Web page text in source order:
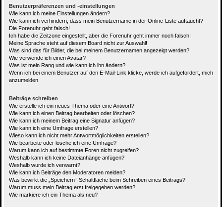
Benutzerpräferenzen und -einstellungen
Wie kann ich meine Einstellungen ändern?
Wie kann ich verhindern, dass mein Benutzername in der Online-Liste auftaucht?
Die Forenuhr geht falsch!
Ich habe die Zeitzone eingestellt, aber die Forenuhr geht immer noch falsch!
Meine Sprache steht auf diesem Board nicht zur Auswahl!
Was sind das für Bilder, die bei meinem Benutzernamen angezeigt werden?
Wie verwende ich einen Avatar?
Was ist mein Rang und wie kann ich ihn ändern?
Wenn ich bei einem Benutzer auf den E-Mail-Link klicke, werde ich aufgefordert, mich
anzumelden.
Beiträge schreiben
Wie erstelle ich ein neues Thema oder eine Antwort?
Wie kann ich einen Beitrag bearbeiten oder löschen?
Wie kann ich meinem Beitrag eine Signatur anfügen?
Wie kann ich eine Umfrage erstellen?
Wieso kann ich nicht mehr Antwortmöglichkeiten erstellen?
Wie bearbeite oder lösche ich eine Umfrage?
Warum kann ich auf bestimmte Foren nicht zugreifen?
Weshalb kann ich keine Dateianhänge anfügen?
Weshalb wurde ich verwarnt?
Wie kann ich Beiträge den Moderatoren melden?
Was bewirkt die „Speichern“-Schaltfläche beim Schreiben eines Beitrags?
Warum muss mein Beitrag erst freigegeben werden?
Wie markiere ich ein Thema als neu?